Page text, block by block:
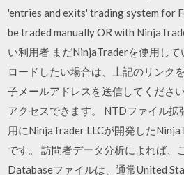
'entries and exits' trading system for
be traded manually OR with
い利用者 まだNinjaTraderを使用し
ロードしたい場合は、上記のリンク
子メールアドレスを送信してくださ
アクセスできます。 NTDファイル
用にNinjaTrader LLCが開発した
です。 訪問者データ分析によれば、
Databaseファイルは、通常United